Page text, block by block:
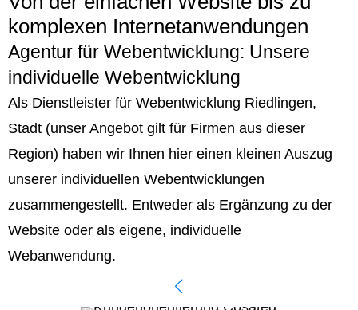
komplexen Internetanwendungen
Agentur für Webentwicklung: Unsere
individuelle Webentwicklung
Als Dienstleister für Webentwicklung Riedlingen,
Stadt (unser Angebot gilt für Firmen aus dieser
Region) haben wir Ihnen hier einen kleinen Auszug
unserer individuellen Webentwicklungen
zusammengestellt. Entweder als Ergänzung zu der
Website oder als eigene, individuelle
Webanwendung.